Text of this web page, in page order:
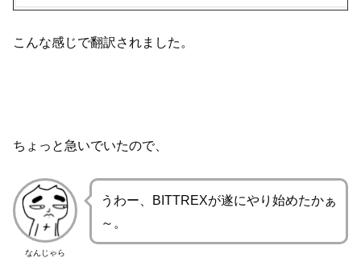
こんな感じで翻訳されました。
ちょっと急いでいたので、
なんじゃら
うわー、BITTREXが遂にやり始めたかぁ
～。